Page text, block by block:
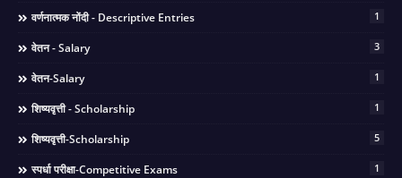
वर्णनात्मक नोंदी - Descriptive Entries 1
वेतन - Salary 3
वेतन-Salary 1
शिष्यवृत्ती - Scholarship 1
शिष्यवृत्ती-Scholarship 5
स्पर्धा परीक्षा-Competitive Exams 1